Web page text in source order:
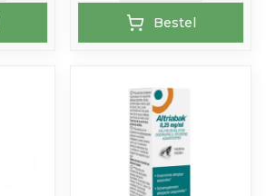
Bestel